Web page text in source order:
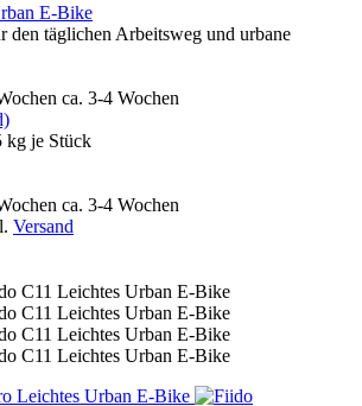
E-Bike
täglichen Arbeitsweg und urbane
ca. 3-4 Wochen
kg je Stück
ca. 3-4 Wochen
Versand